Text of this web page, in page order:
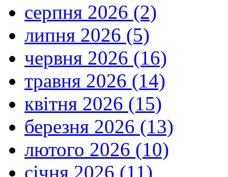
серпня 2026 (2)
липня 2026 (5)
червня 2026 (16)
травня 2026 (14)
квітня 2026 (15)
березня 2026 (13)
лютого 2026 (10)
січня 2026 (11)